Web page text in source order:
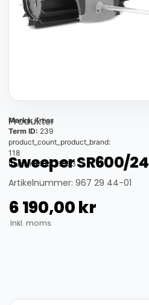
Produkter
Marka: Kress
Term ID: 239
product_count_product_brand:
118
thumbnail_id: 25593
Sweeper SR600/24
Artikelnummer: 967 29 44-01
6 190,00kr
Inkl. moms